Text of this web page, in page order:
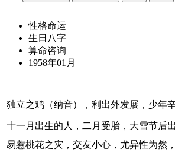
性格命运
生日八字
算命咨询
1958年01月
独立之鸡（纳音），利出外发展，少年
十一月出生的人，二月受胎，大雪节后
易惹桃花之灾，交友小心，尤异性为然